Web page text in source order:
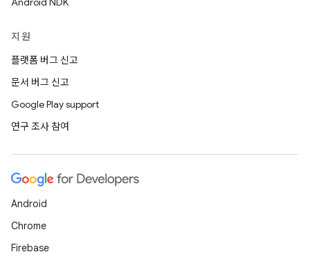
지원
플랫폼 버그 신고
문서 버그 신고
Google Play support
연구 조사 참여
Android
Chrome
Firebase